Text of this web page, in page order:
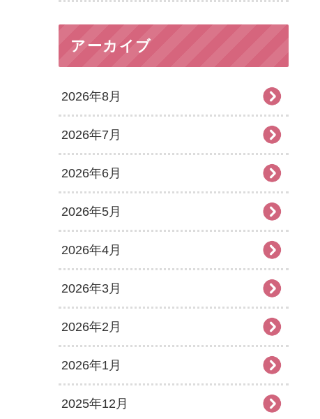
アーカイブ
2026年8月
2026年7月
2026年6月
2026年5月
2026年4月
2026年3月
2026年2月
2026年1月
2025年12月